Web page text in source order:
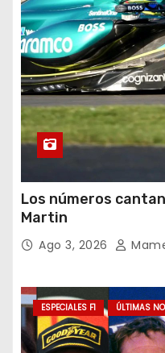
Los números
Martin
Ago 3, 2026
ESPECIALES F1 ÚLTIMAS